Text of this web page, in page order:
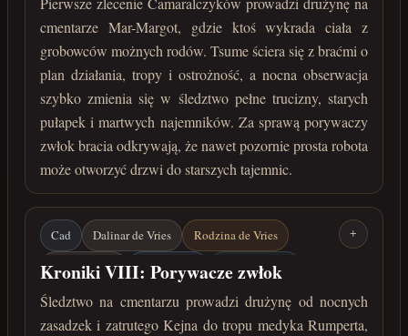
kwiecień 222 roku po Zaćmieniu
cmentarze Mar-Margot, gdzie ktoś wykrada ciała z
grobowców możnych rodów. Tsume ściera się z braćmi o
plan działania, tropy i ostrożność, a nocna obserwacja
szybko zmienia się w śledztwo pełne trucizny, starych
pułapek i martwych najemników. Za sprawą porywaczy
zwłok bracia odkrywają, że nawet pozornie prosta robota
może otworzyć drzwi do starszych tajemnic.
Cad Dalinar de Vries
Rodzina de Vries
Kejn de Vries
Mar-Margot
Camaralczycy
Cmentarze Mar-Margot
Rumpert
Zakazana wiedza
kwiecień 222 roku po Zaćmieniu
+
Kroniki VIII: Porywacze zwłok
Śledztwo na cmentarzu prowadzi drużynę od nocnych
zasadzek i zatrutego Kejna do tropu medyka Rumperta,